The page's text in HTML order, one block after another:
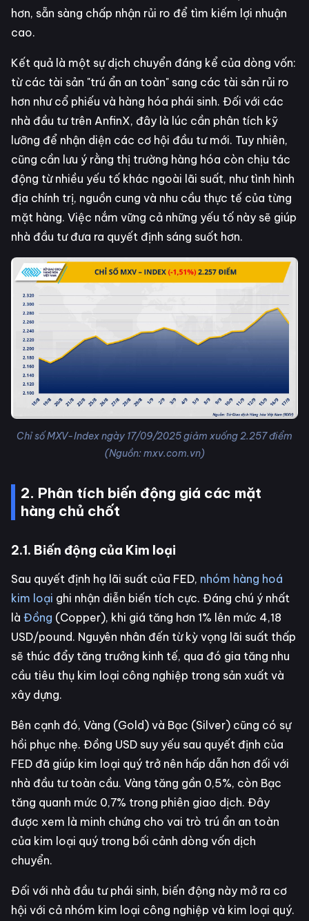
hơn, sẵn sàng chấp nhận rủi ro để tìm kiếm lợi nhuận
cao.
Kết quả là một sự dịch chuyển đáng kể của dòng vốn:
từ các tài sản "trú ẩn an toàn" sang các tài sản rủi ro
hơn như cổ phiếu và hàng hóa phái sinh. Đối với các
nhà đầu tư trên AnfinX, đây là lúc cần phân tích kỹ
lưỡng để nhận diện các cơ hội đầu tư mới. Tuy nhiên,
cũng cần lưu ý rằng thị trường hàng hóa còn chịu tác
động từ nhiều yếu tố khác ngoài lãi suất, như tình hình
địa chính trị, nguồn cung và nhu cầu thực tế của từng
mặt hàng. Việc nắm vững cả những yếu tố này sẽ giúp
nhà đầu tư đưa ra quyết định sáng suốt hơn.
Chỉ số MXV-Index ngày 17/09/2025 giảm xuống 2.257 điểm
(Nguồn: mxv.com.vn)
2. Phân tích biến động giá các mặt
hàng chủ chốt
2.1. Biến động của Kim loại
Sau quyết định hạ lãi suất của FED, nhóm hàng hoá
kim loại ghi nhận diễn biến tích cực. Đáng chú ý nhất
là Đồng (Copper), khi giá tăng hơn 1% lên mức 4,18
USD/pound. Nguyên nhân đến từ kỳ vọng lãi suất thấp
sẽ thúc đẩy tăng trưởng kinh tế, qua đó gia tăng nhu
cầu tiêu thụ kim loại công nghiệp trong sản xuất và
xây dựng.
Bên cạnh đó, Vàng (Gold) và Bạc (Silver) cũng có sự
hồi phục nhẹ. Đồng USD suy yếu sau quyết định của
FED đã giúp kim loại quý trở nên hấp dẫn hơn đối với
nhà đầu tư toàn cầu. Vàng tăng gần 0,5%, còn Bạc
tăng quanh mức 0,7% trong phiên giao dịch. Đây
được xem là minh chứng cho vai trò trú ẩn an toàn
của kim loại quý trong bối cảnh dòng vốn dịch
chuyển.
Đối với nhà đầu tư phái sinh, biến động này mở ra cơ
hội với cả nhóm kim loại công nghiệp và kim loại quý.